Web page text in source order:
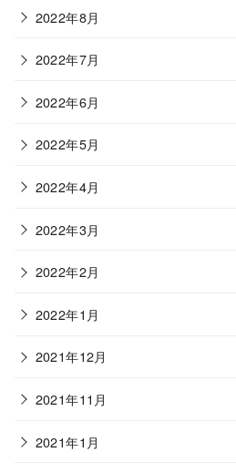
2022年8月
2022年7月
2022年6月
2022年5月
2022年4月
2022年3月
2022年2月
2022年1月
2021年12月
2021年11月
2021年1月